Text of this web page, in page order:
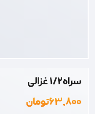
سراه1/2 غزالی
۶۳,۸۰۰تومان